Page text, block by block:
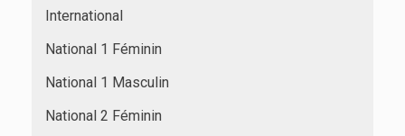
International
National 1 Féminin
National 1 Masculin
National 2 Féminin